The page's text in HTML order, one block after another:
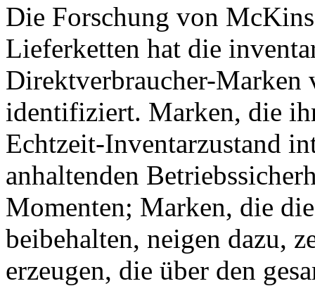
Die Forschung von
Lieferketten hat die
Direktverbraucher-
identifiziert. Marken, die
Echtzeit-Inventarzustand
anhaltenden
Momenten; Marken, die
beibehalten, neigen dazu,
erzeugen, die über den